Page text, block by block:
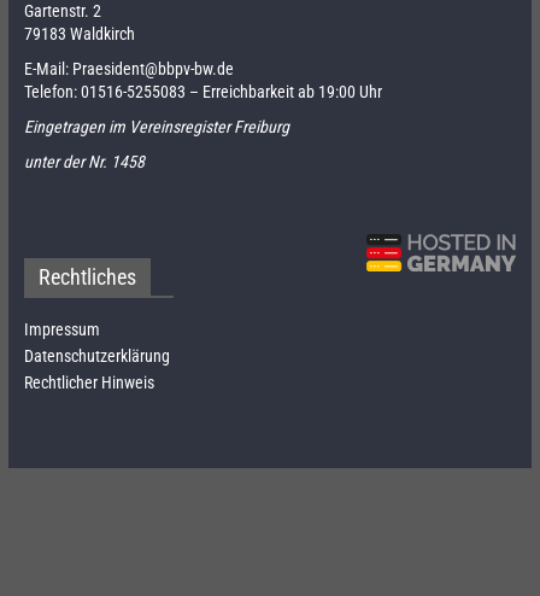
Gartenstr. 2
79183 Waldkirch
E-Mail: Praesident@bbpv-bw.de
Telefon:01516-5255083 – Erreichbarkeit ab 19:00 Uhr
Eingetragen im Vereinsregister Freiburg
unter der Nr. 1458
Rechtliches
Impressum
Datenschutzerklärung
Rechtlicher Hinweis